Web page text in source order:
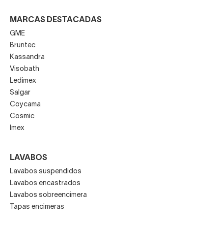
MARCAS DESTACADAS
GME
Bruntec
Kassandra
Visobath
Ledimex
Salgar
Coycama
Cosmic
Imex
LAVABOS
Lavabos suspendidos
Lavabos encastrados
Lavabos sobreencimera
Tapas encimeras